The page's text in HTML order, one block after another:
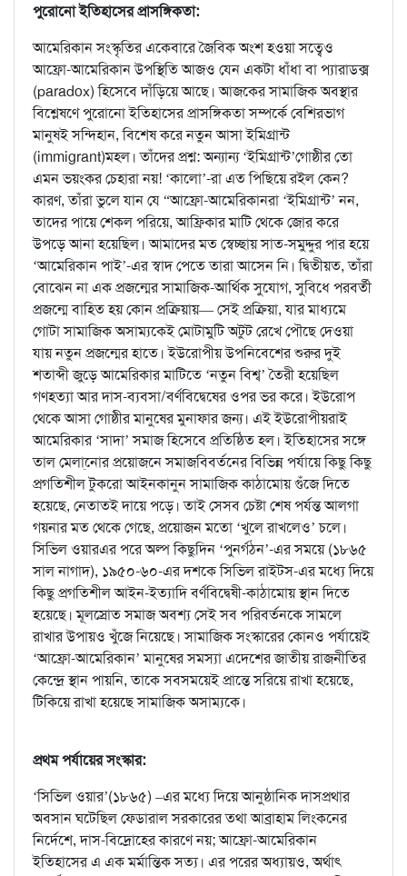
পুরোনো ইতিহাসের প্রাসঙ্গিকতা:
আমেরিকান সংস্কৃতির একেবারে জৈবিক অংশ হওয়া সত্বেও
আফ্রো-আমেরিকান উপস্থিতি আজও যেন একটা ধাঁধা বা প্যারাডক্স
(paradox) হিসেবে দাঁড়িয়ে আছে। আজকের সামাজিক অবস্থার
বিশ্লেষণে পুরোনো ইতিহাসের প্রাসঙ্গিকতা সম্পর্কে বেশিরভাগ
মানুষই সন্দিহান, বিশেষ করে নতুন আসা ইমিগ্রান্ট
(immigrant)মহল। তাঁদের প্রশ্ন: অন্যান্য ‘ইমিগ্রান্ট’গোষ্ঠীর তো
এমন ভয়ংকর চেহারা নয়! ‘কালো’-রা এত পিছিয়ে রইল কেন?
কারণ, তাঁরা ভুলে যান যে “আফ্রো-আমেরিকানরা ‘ইমিগ্রান্ট’ নন,
তাদের পায়ে শেকল পরিয়ে, আফ্রিকার মাটি থেকে জোর করে
উপড়ে আনা হয়েছিল। আমাদের মত স্বেচ্ছায় সাত-সমুদ্দুর পার হয়ে
‘আমেরিকান পাই’-এর স্বাদ পেতে তারা আসেন নি। দ্বিতীয়ত, তাঁরা
বোঝেন না এক প্রজন্মের সামাজিক-আর্থিক সুযোগ, সুবিধে পরবর্তী
প্রজন্মে বাহিত হয় কোন প্রক্রিয়ায়— সেই প্রক্রিয়া, যার মাধ্যমে
গোটা সামাজিক অসাম্যকেই মোটামুটি অটুট রেখে পৌছে দেওয়া
যায় নতুন প্রজন্মের হাতে। ইউরোপীয় উপনিবেশের শুরুর দুই
শতাব্দী জুড়ে আমেরিকার মাটিতে ‘নতুন বিশ্ব’ তৈরী হয়েছিল
গণহত্যা আর দাস-ব্যবসা/বর্ণবিদ্বেষের ওপর ভর করে। ইউরোপ
থেকে আসা গোষ্ঠীর মানুষের মুনাফার জন্য। এই ইউরোপীয়রাই
আমেরিকার ‘সাদা’ সমাজ হিসেবে প্রতিষ্ঠিত হল। ইতিহাসের সঙ্গে
তাল মেলা্নোর প্রয়োজনে সমাজবিবর্তনের বিভিন্ন পর্যায়ে কিছু কিছু
প্রগতিশীল টুকরো আইনকানুন সামাজিক কাঠামোয় গুঁজে দিতে
হয়েছে, নেতাতই দায়ে পড়ে। তাই সেসব চেষ্টা শেষ পর্যন্ত আলগা
গয়নার মত থেকে গেছে, প্রয়োজন মতো ‘খুলে রাখলেও’ চলে।
সিভিল ওয়ারএর পরে অল্প কিছুদিন ‘পুনর্গঠন’-এর সময়ে (১৮৬৫
সাল নাগাদ), ১৯৫০-৬০-এর দশকে সিভিল রাইট্স-এর মধ্যে দিয়ে
কিছু প্রগতিশীল আইন-ইত্যাদি বর্ণবিদ্বেষী-কাঠামোয় স্থান দিতে
হয়েছে। মূলস্রোত সমাজ অবশ্য সেই সব পরিবর্তনকে সামলে
রাখার উপায়ও খুঁজে নিয়েছে। সামাজিক সংস্কারের কোনও পর্যায়েই
‘আফ্রো-আমেরিকান’ মানুষের সমস্যা এদেশের জাতীয় রাজনীতির
কেন্দ্রে স্থান পায়নি, তাকে সবসময়েই প্রান্তে সরিয়ে রাখা হয়েছে,
টিকিয়ে রাখা হয়েছে সামাজিক অসাম্যকে।
প্রথম পর্যায়ের সংস্কার:
‘সিভিল ওয়ার’(১৮৬৫) –এর মধ্যে দিয়ে আনুষ্ঠানিক দাসপ্রথার
অবসান ঘটেছিল ফেডারাল সরকারের তথা আব্রাহাম লিংকনের
নির্দেশে, দাস-বিদ্রোহের কারণে নয়; আফ্রো-আমেরিকান
ইতিহাসের এ এক মর্মান্তিক সত্য। এর পরের অধ্যায়ও, অর্থাৎ